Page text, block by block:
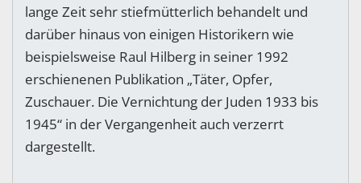
lange Zeit sehr stiefmütterlich behandelt und
darüber hinaus von einigen Historikern wie
beispielsweise Raul Hilberg in seiner 1992
erschienenen Publikation „Täter, Opfer,
Zuschauer. Die Vernichtung der Juden 1933 bis
1945“ in der Vergangenheit auch verzerrt
dargestellt.